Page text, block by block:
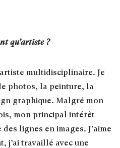
qu’artiste ?
multidisciplinaire. Je
photos, la peinture, la
graphique. Malgré mon
mon principal intérêt
lignes en images. J’aime
j’ai travaillé avec une